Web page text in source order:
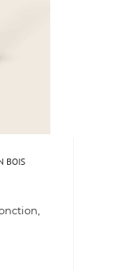
BOIS